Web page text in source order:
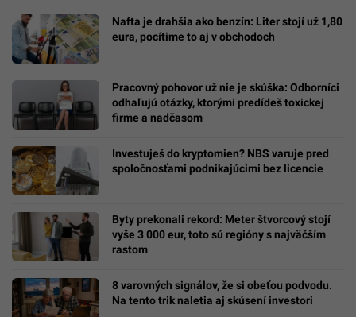
Nafta je drahšia ako benzín: Liter stojí už 1,80
eura, pocítime to aj v obchodoch
Pracovný pohovor už nie je skúška: Odborníci
odhaľujú otázky, ktorými predídeš toxickej
firme a nadčasom
Investuješ do kryptomien? NBS varuje pred
spoločnosťami podnikajúcimi bez licencie
Byty prekonali rekord: Meter štvorcový stojí
vyše 3 000 eur, toto sú regióny s najväčším
rastom
8 varovných signálov, že si obeťou podvodu.
Na tento trik naletia aj skúsení investori